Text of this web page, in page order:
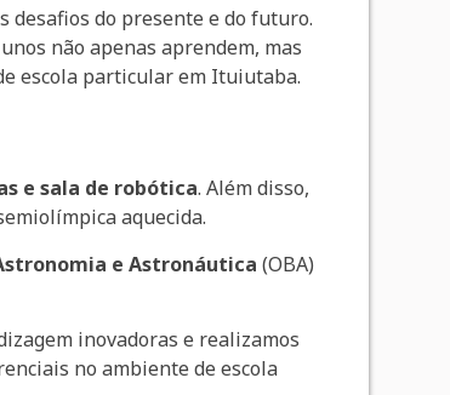
desafios do presente e do futuro.
não apenas aprendem, mas
escola particular em Ituiutaba.
e sala de robótica. Além disso,
aquecida.
e Astronáutica (OBA)
inovadoras e realizamos
no ambiente de escola